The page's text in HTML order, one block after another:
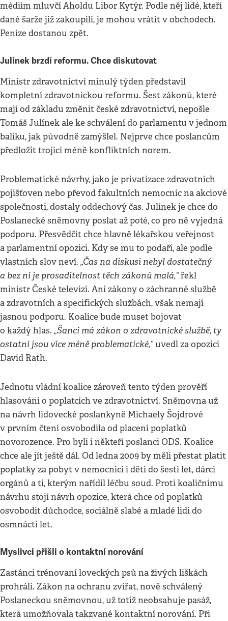
médiím mluvčí Aholdu Libor Kytýr. Podle něj lidé, kteří
dané šarže již zakoupili, je mohou vrátit v obchodech.
Peníze dostanou zpět.
Julínek brzdí reformu. Chce diskutovat
Ministr zdravotnictví minulý týden představil
kompletní zdravotnickou reformu. Šest zákonů, které
mají od základu změnit české zdravotnictví, nepošle
Tomáš Julínek ale ke schválení do parlamentu v jednom
balíku, jak původně zamýšlel. Nejprve chce poslancům
předložit trojici méně konfliktních norem.
Problematické návrhy, jako je privatizace zdravotních
pojišťoven nebo převod fakultních nemocnic na akciové
společnosti, dostaly oddechový čas. Julínek je chce do
Poslanecké sněmovny poslat až poté, co pro ně vyjedná
podporu. Přesvědčit chce hlavně lékařskou veřejnost
a parlamentní opozici. Kdy se mu to podaří, ale podle
vlastních slov neví. „Čas na diskusi nebyl dostatečný
a bez ní je prosaditelnost těch zákonů malá,“řekl
ministr České televizi. Ani zákony o záchranné službě
a zdravotních a specifických službách, však nemají
jasnou podporu. Koalice bude muset bojovat
o každý hlas. „Šanci má zákon o zdravotnické službě, ty
ostatní jsou více méně problematické,“uvedl za opozici
David Rath.
Jednotu vládní koalice zároveň tento týden prověří
hlasování o poplatcích ve zdravotnictví. Sněmovna už
na návrh lidovecké poslankyně Michaely Šojdrové
v prvním čtení osvobodila od placení poplatků
novorozence. Pro byli i někteří poslanci ODS. Koalice
chce ale jít ještě dál. Od ledna 2009 by měli přestat platit
poplatky za pobyt v nemocnici i děti do šesti let, dárci
orgánů a ti, kterým nařídil léčbu soud. Proti koaličnímu
návrhu stojí návrh opozice, která chce od poplatků
osvobodit důchodce, sociálně slabé a mladé lidi do
osmnácti let.
Myslivci přišli o kontaktní norování
Zastánci trénovaní loveckých psů na živých liškách
prohráli. Zákon na ochranu zvířat, nově schválený
Poslaneckou sněmovnou, už totiž neobsahuje pasáž,
která umožňovala takzvané kontaktní norování. Při